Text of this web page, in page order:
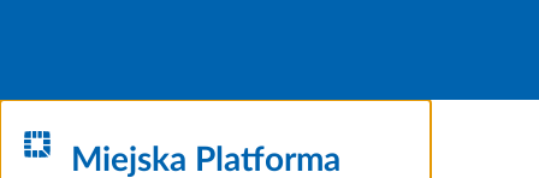
Miejska Platforma